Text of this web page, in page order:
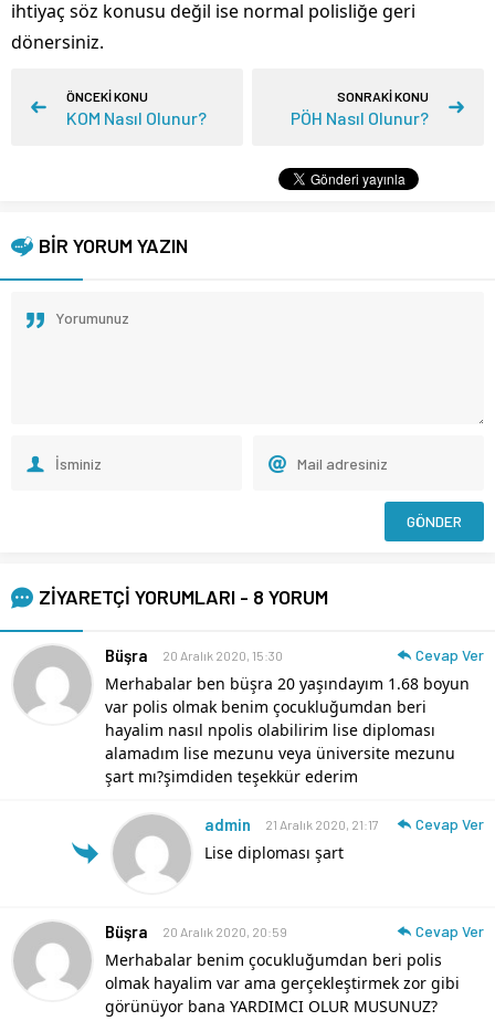
ihtiyaç söz konusu değil ise normal polisliğe geri
dönersiniz.
ÖNCEKİ KONU
KOM Nasıl Olunur?
SONRAKİ KONU
PÖH Nasıl Olunur?
BİR YORUM YAZIN
ZİYARETÇİ YORUMLARI - 8 YORUM
Büşra 20 Aralık 2020, 15:30
Merhabalar ben büşra 20 yaşındayım 1.68 boyun
var polis olmak benim çocukluğumdan beri
hayalim nasıl npolis olabilirim lise diploması
alamadım lise mezunu veya üniversite mezunu
şart mı?şimdiden teşekkür ederim
Cevap Ver
admin 21 Aralık 2020, 21:17
Lise diploması şart
Cevap Ver
Büşra 20 Aralık 2020, 20:59
Merhabalar benim çocukluğumdan beri polis
olmak hayalim var ama gerçekleştirmek zor gibi
görünüyor bana YARDIMCI OLUR MUSUNUZ?
Cevap Ver